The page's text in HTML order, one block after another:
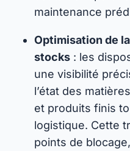
maintenance
Optimisation de
stocks : les
une visibilité
l’état des
et produits finis
logistique. Cette
points de